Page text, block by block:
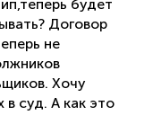
будет
Договор
не
Хочу
в суд. А как это